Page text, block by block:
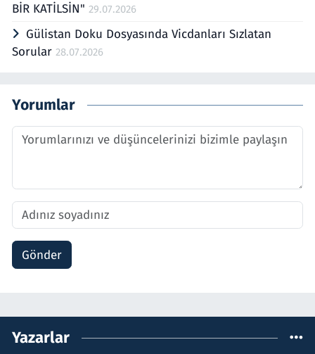
BİR KATİLSİN" 29.07.2026
Gülistan Doku Dosyasında Vicdanları Sızlatan
Sorular 28.07.2026
Yorumlar
Gönder
Yazarlar